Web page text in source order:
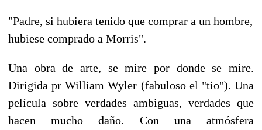
"Padre, si hubiera tenido que comprar a un hombre,
hubiese comprado a Morris".
Una obra de arte, se mire por donde se mire.
Dirigida pr William Wyler (fabuloso el "tio"). Una
película sobre verdades ambiguas, verdades que
hacen mucho daño. Con una atmósfera